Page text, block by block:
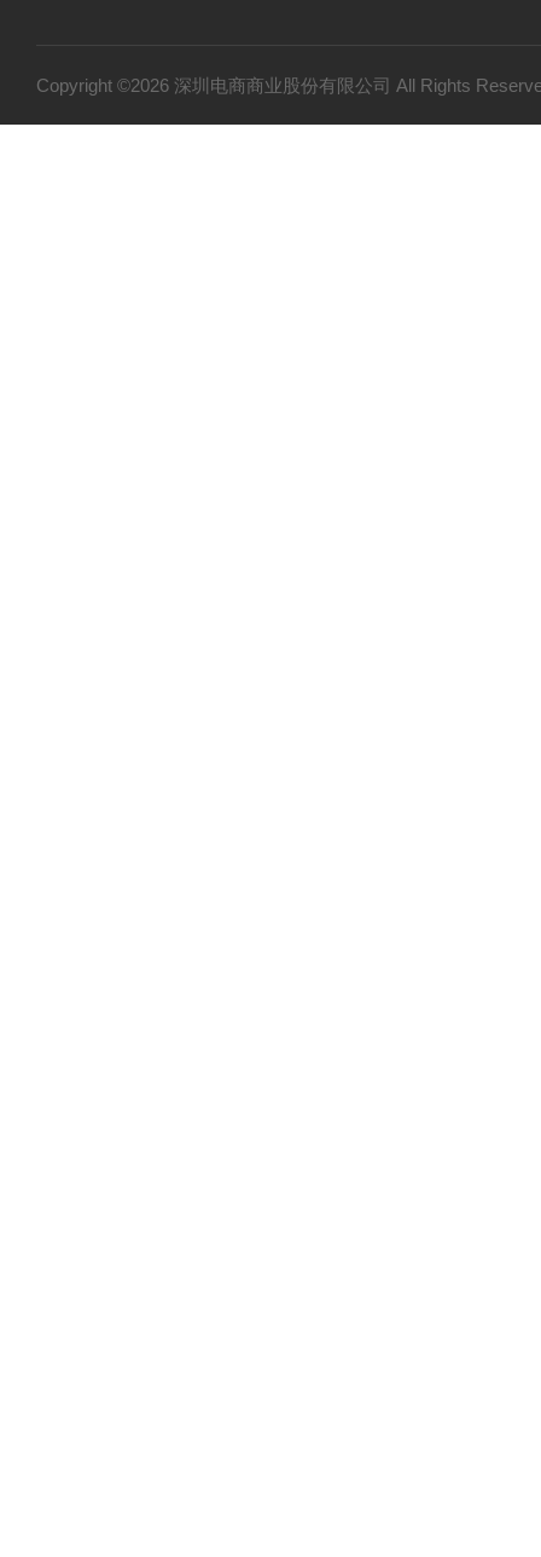
Copyright ©2026 深圳电商商业股份有限公司 All Rights